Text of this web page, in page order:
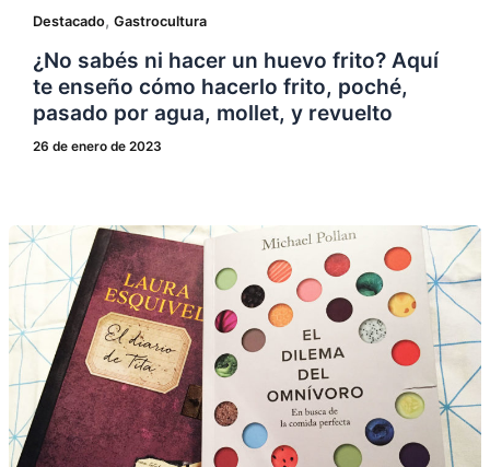
Destacado, Gastrocultura
¿No sabés ni hacer un huevo frito? Aquí
te enseño cómo hacerlo frito, poché,
pasado por agua, mollet, y revuelto
26 de enero de 2023